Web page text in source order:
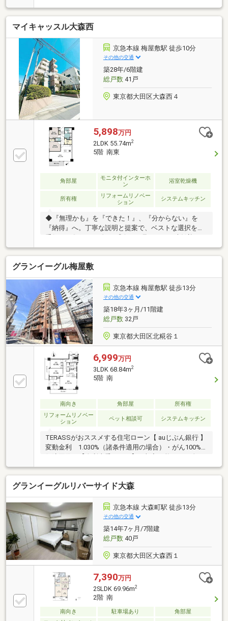
容】水回り新規交換（キッチン・浴室・洗面化粧台・
トイレ・給湯器）、クロス貼替、フローリング張替、
建具交換、エアコン１基設置、等■京急本線・急行停
車駅「平和島」駅まで徒歩７分■ショッピングモール
「マチノマ大森」まで徒歩９分。■新耐震基準マンシ
ョン■総戸数103戸のビッグコミュニティ■安心の共用
部オートロックセキュリティ■3LDK・南向き・テラス
付住戸■LDKを含むすべての居室に収納スペース完備
マイキャッスル大森西
京急本線 梅屋敷駅 徒歩10分
その他の交通
築28年/6階建
総戸数41戸
東京都大田区大森西４
5,898万円
2LDK 55.74m2
5階 南東
角部屋
モニタ付インターホ
ン
浴室乾燥機
所有権
リフォームリノベー
ション
システムキッチン
◆『無理かも』を『できた！』、『分からない』を
『納得』へ。丁寧な説明と提案で、ベストな選択をお
お仕事帰りや隙間時間の内覧も、お電話一本でスグに
調整いたします♪・暮らしに嬉しい設備仕様が充実(食
洗機・浴室乾燥機等)・角部屋につき陽当たり通風良好
です！・「梅屋敷」駅徒歩10分の立地《周辺環境》・
マルエツ 梅屋敷店 徒歩8分(約567ｍ)・ジェーソン 大
森店 徒歩3分(約171ｍ)・ツルハドラッグ 梅屋敷店
徒歩6分(約465ｍ)・ローソン 大森西四丁目店 徒歩3
分(約218ｍ)《備考》駐車場：月額25000円※空き状況
確認中
グランイーグル梅屋敷
京急本線 梅屋敷駅 徒歩13分
その他の交通
築18年3ヶ月/11階建
総戸数32戸
東京都大田区北糀谷１
6,999万円
3LDK 68.84m2
5階 南
南向き 角部屋
所有権
リフォームリノベー
ション
ペット相談可 システムキッチン
TERASSがおススメする住宅ローン【 auじぶん銀行 】
変動金利 1.030%（諸条件適用の場合）・がん100%
円でも可能！・諸費用も、物件価格の10%までは融資
可能！※2026年8月現在■スーパーまで徒歩3分。買い物
施設が身近に揃う住環境■三面採光×全居室がバルコニ
ーに面した設計◎心地よい風が通る開放的な住まい■
続き和室でLDと一体利用が可能な間取り■防犯性を高
めるオートロック付き■宅配BOXあり◎【リフォーム
内容】〇新規交換：キッチン、浴室、洗面台、トイ
レ、防水パン、建具〇クロス張替、カーテンレール交
換 他
グランイーグルリバーサイド大森
京急本線 大森町駅 徒歩13分
その他の交通
築14年7ヶ月/7階建
総戸数40戸
東京都大田区大森西１
7,390万円
2SLDK 69.96m2
2階 南
南向き 駐車場あり
角部屋